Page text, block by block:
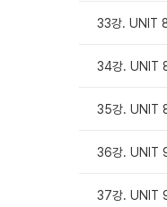
33강. UNIT
34강. UNIT
35강. UNIT
36강. UNIT
37강. UNIT